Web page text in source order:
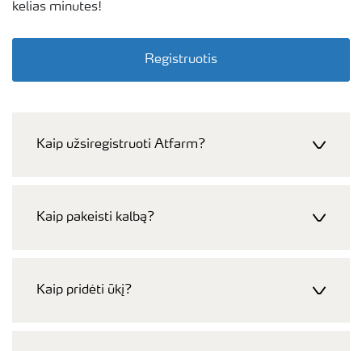
kelias minutes!
Registruotis
Kaip užsiregistruoti Atfarm?
Kaip pakeisti kalbą?
Kaip pridėti ūkį?